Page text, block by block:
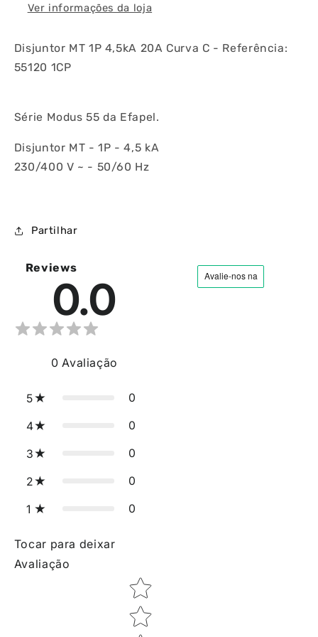
Ver informações da loja
Disjuntor MT 1P 4,5kA 20A Curva C - Referência:
55120 1CP
Série Modus 55 da Efapel.
Disjuntor MT - 1P - 4,5 kA
230/400 V ~ - 50/60 Hz
Partilhar
Reviews
0.0
0 Avaliação
5 0
4 0
3 0
2 0
1 0
Tocar para deixar
Avaliação
Star rating